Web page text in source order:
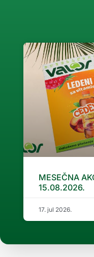
MESEČNA
15.08.2026.
17. jul 2026.